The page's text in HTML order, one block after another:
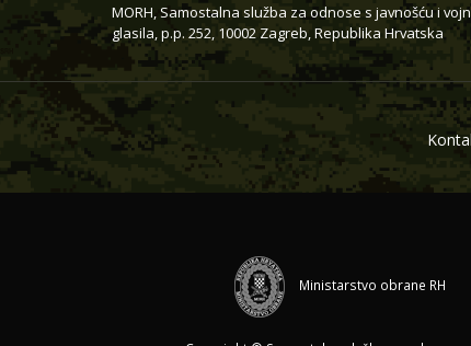
MORH, Samostalna služba za odnose s javnošću i
glasila, p.p. 252, 10002 Zagreb, Republika Hrvatska
Ministarstvo obrane RH